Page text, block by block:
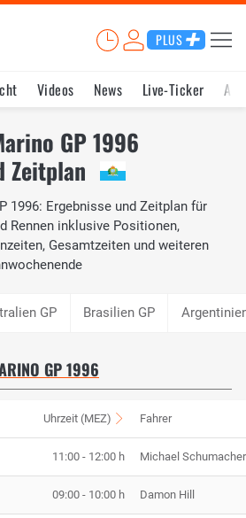
PLUS
Videos News Live-Ticker
GP 1996
Zeitplan
1996: Ergebnisse und Zeitplan für
Rennen inklusive Positionen,
Gesamtzeiten und weiteren
GP Brasilien GP
GP 1996
Uhrzeit (MEZ) Fahrer
11:00 - 12:00 h Michael Schumacher
09:00 - 10:00 h Damon Hill